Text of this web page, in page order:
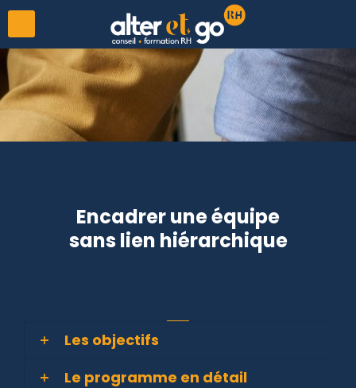
Encadrer une équipe
sans lien hiérarchique
Les objectifs
Le programme en détail